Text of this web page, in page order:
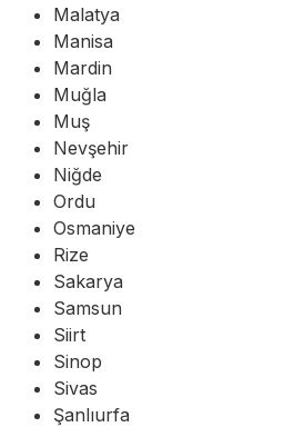
Malatya
Manisa
Mardin
Muğla
Muş
Nevşehir
Niğde
Ordu
Osmaniye
Rize
Sakarya
Samsun
Siirt
Sinop
Sivas
Şanlıurfa